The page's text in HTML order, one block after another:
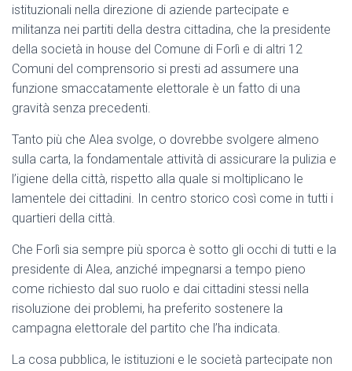
istituzionali nella direzione di aziende partecipate e
militanza nei partiti della destra cittadina, che la presidente
della società in house del Comune di Forlì e di altri 12
Comuni del comprensorio si presti ad assumere una
funzione smaccatamente elettorale è un fatto di una
gravità senza precedenti.
Tanto più che Alea svolge, o dovrebbe svolgere almeno
sulla carta, la fondamentale attività di assicurare la pulizia e
l’igiene della città, rispetto alla quale si moltiplicano le
lamentele dei cittadini. In centro storico così come in tutti i
quartieri della città.
Che Forlì sia sempre più sporca è sotto gli occhi di tutti e la
presidente di Alea, anziché impegnarsi a tempo pieno
come richiesto dal suo ruolo e dai cittadini stessi nella
risoluzione dei problemi, ha preferito sostenere la
campagna elettorale del partito che l’ha indicata.
La cosa pubblica, le istituzioni e le società partecipate non